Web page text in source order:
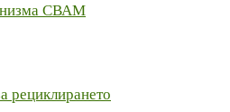
СВАМ
рециклирането